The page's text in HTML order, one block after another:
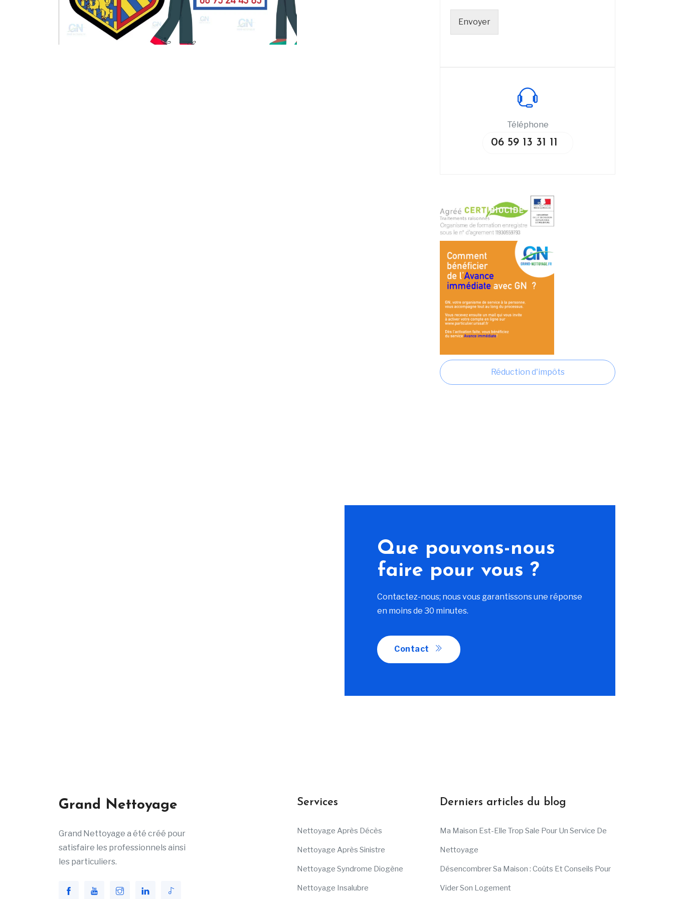
Envoyer
Téléphone
06 59 13 31 11
Réduction d'impôts
Que pouvons-nous
faire pour vous ?
Contactez-nous; nous vous garantissons une réponse
en moins de 30 minutes.
Contact
Grand Nettoyage
Grand Nettoyage a été créé pour
satisfaire les professionnels ainsi
les particuliers.
Services
Nettoyage Après Décès
Nettoyage Après Sinistre
Nettoyage Syndrome Diogène
Nettoyage Insalubre
Derniers articles du blog
Ma Maison Est-Elle Trop Sale Pour Un Service De
Nettoyage
Désencombrer Sa Maison : Coûts Et Conseils Pour
Vider Son Logement